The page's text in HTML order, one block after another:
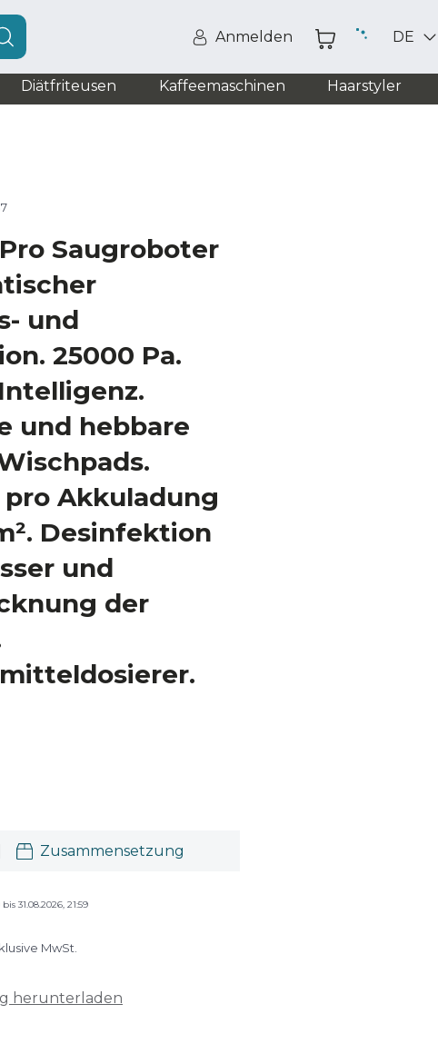
Anmelden DE
Diätfriteusen Kaffeemaschinen Haarstyler
Saugroboter
und
25000 Pa.
und hebbare
Akkuladung
Desinfektion
und
der
Zusammensetzung
31.08.2026, 21:59
MwSt.
herunterladen